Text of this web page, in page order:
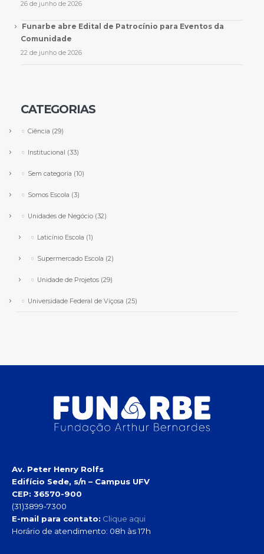
26 de junho de 2026
Funarbe abre Edital de Patrocínio para Eventos da
Comunidade
22 de junho de 2026
CATEGORIAS
Ciência (29)
Institucional (33)
Sem categoria (10)
Somos Escola (3)
Unidades de Negócio(32)
Laticínio Escola (1)
Supermercado Escola (2)
Unidade de Projetos(29)
Universidade Federal de Viçosa (25)
Av. Peter Henry Rolfs
Edifício Sede, s/n – Campus UFV
CEP: 36570-900
(31)3899-7300
E-mail para contato: Clique aqui
Horário de atendimento: 08h às 17h